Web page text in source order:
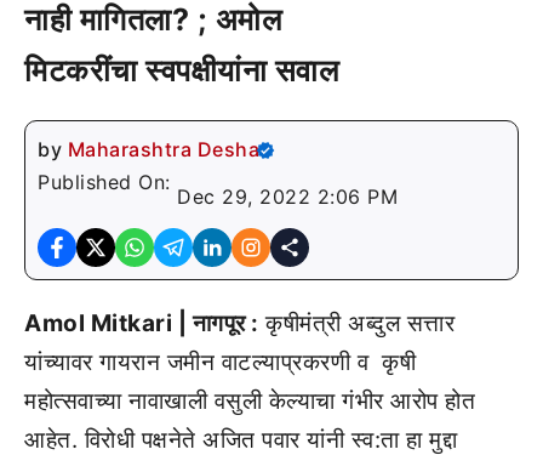
नाही मागितला? ; अमोल
मिटकरींचा स्वपक्षीयांना सवाल
by Maharashtra Desha
Published On:
Dec 29, 2022 2:06 PM
Amol Mitkari | नागपूर : कृषीमंत्री अब्दुल सत्तार
यांच्यावर गायरान जमीन वाटल्याप्रकरणी व कृषी
महोत्सवाच्या नावाखाली वसुली केल्याचा गंभीर आरोप होत
आहेत. विरोधी पक्षनेते अजित पवार यांनी स्व:ता हा मुद्दा